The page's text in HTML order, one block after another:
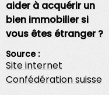
aider à acquérir un
bien immobilier si
vous êtes étranger ?
Source :
Site internet
Confédération suisse